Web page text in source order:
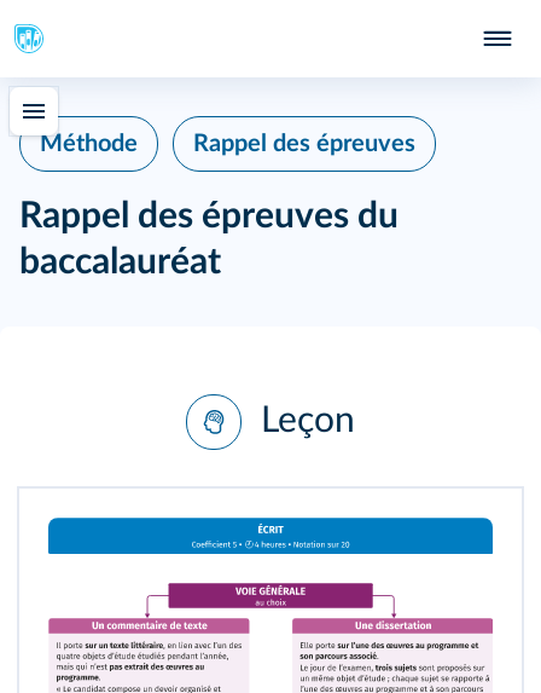
Méthode Rappel des épreuves
Rappel des épreuves du
baccalauréat
Leçon